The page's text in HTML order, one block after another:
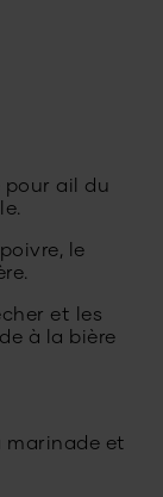
pour ail du
le
et les
à la bière
marinade et